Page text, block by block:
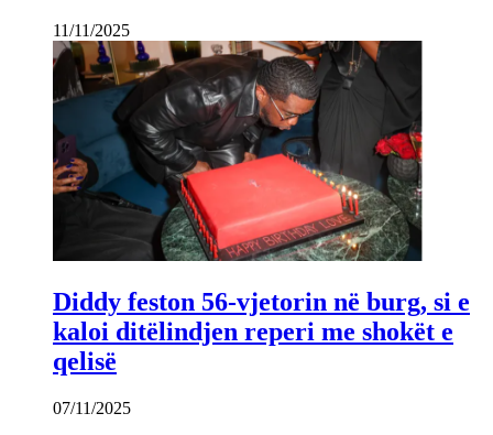
11/11/2025
Diddy feston 56-vjetorin në burg, si e
kaloi ditëlindjen reperi me shokët e
qelisë
07/11/2025